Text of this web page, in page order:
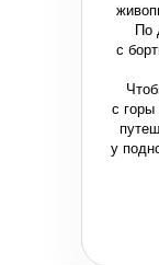
По
с
с
у